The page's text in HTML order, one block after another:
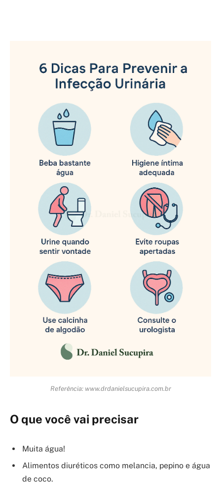
Referência: www.drdanielsucupira.com.br
O que você vai precisar
Muita água!
Alimentos diuréticos como melancia, pepino e água
de coco.